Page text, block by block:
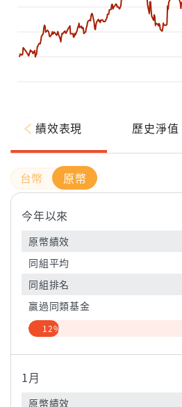
績效表現 歷史淨值
原幣
今年以來
原幣績效
同組平均
同組排名
贏過同類基金
12%
1月
原幣績效